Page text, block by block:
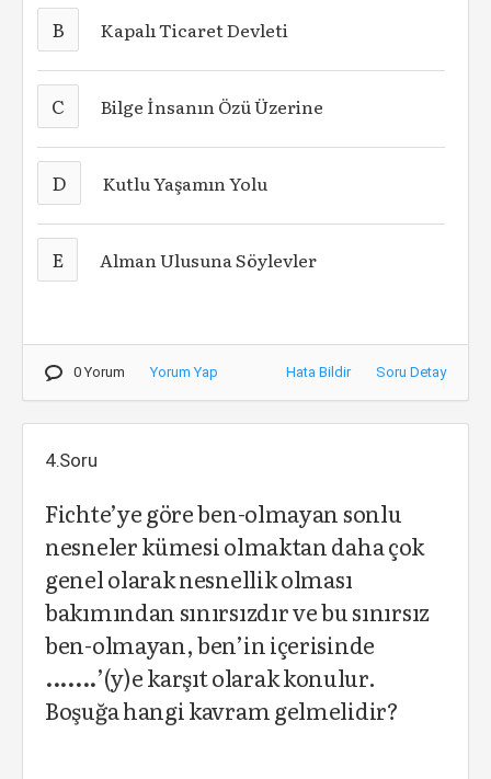
B Kapalı Ticaret Devleti
C Bilge İnsanın Özü Üzerine
D Kutlu Yaşamın Yolu
E Alman Ulusuna Söylevler
0 Yorum Yorum Yap Hata Bildir Soru Detay
4.Soru
Fichte’ye göre ben-olmayan sonlu
nesneler kümesi olmaktan daha çok
genel olarak nesnellik olması
bakımından sınırsızdır ve bu sınırsız
ben-olmayan, ben’in içerisinde
.......’(y)e karşıt olarak konulur.
Boşuğa hangi kavram gelmelidir?